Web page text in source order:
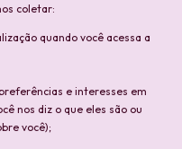
coletar:
quando você acessa a
e interesses em
nos diz o que eles são ou
você);